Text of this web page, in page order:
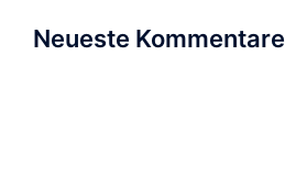
Neueste Kommentare